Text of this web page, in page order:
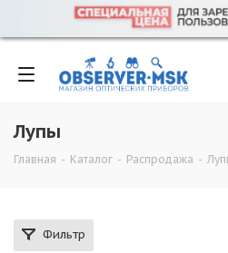
Лупы
Главная - Каталог - Распродажа -
Фильтр